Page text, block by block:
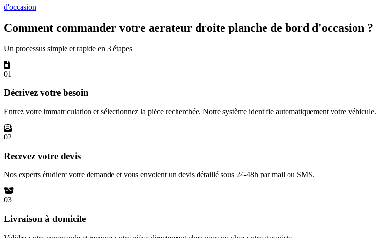
d'occasion
Comment commander votre aerateur droite planche de bord d'occasion ?
Un processus simple et rapide en 3 étapes
01
Décrivez votre besoin
Entrez votre immatriculation et sélectionnez la pièce recherchée. Notre système identifie automatiquement votre véhicule.
02
Recevez votre devis
Nos experts étudient votre demande et vous envoient un devis détaillé sous 24-48h par mail ou SMS.
03
Livraison à domicile